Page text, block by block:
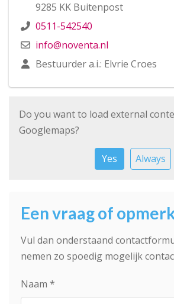
9285 KK Buitenpost
0511-542540
info@noventa.nl
Bestuurder a.i.: Elvrie Croes
Do you want to load external
Googlemaps?
Yes Always
Een vraag of
Vul dan onderstaand
nemen zo spoedig mogelijk
Naam *